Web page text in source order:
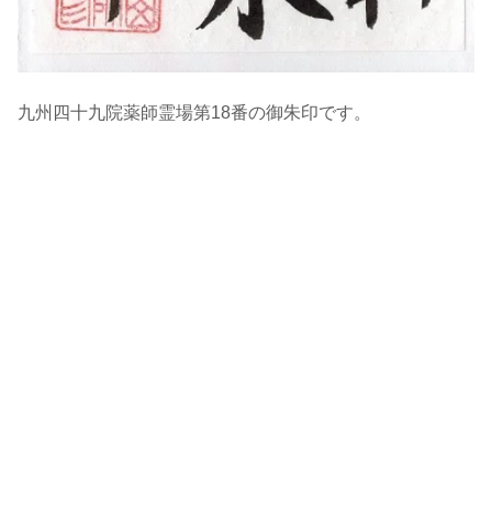
九州四十九院薬師霊場第18番の御朱印です。